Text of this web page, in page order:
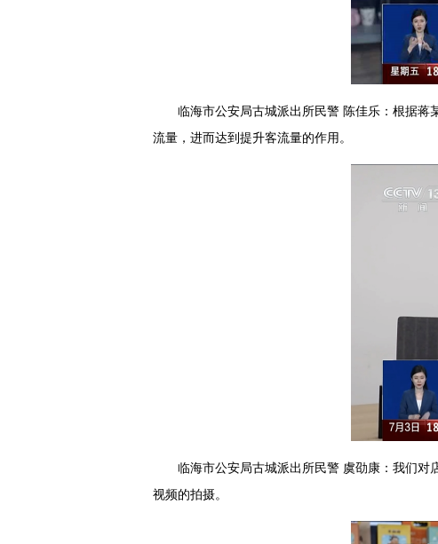
临海市公安局古城派出所民警 陈佳乐：根据蒋
流量，进而达到提升客流量的作用。
临海市公安局古城派出所民警 虞劭康：我们对
视频的拍摄。